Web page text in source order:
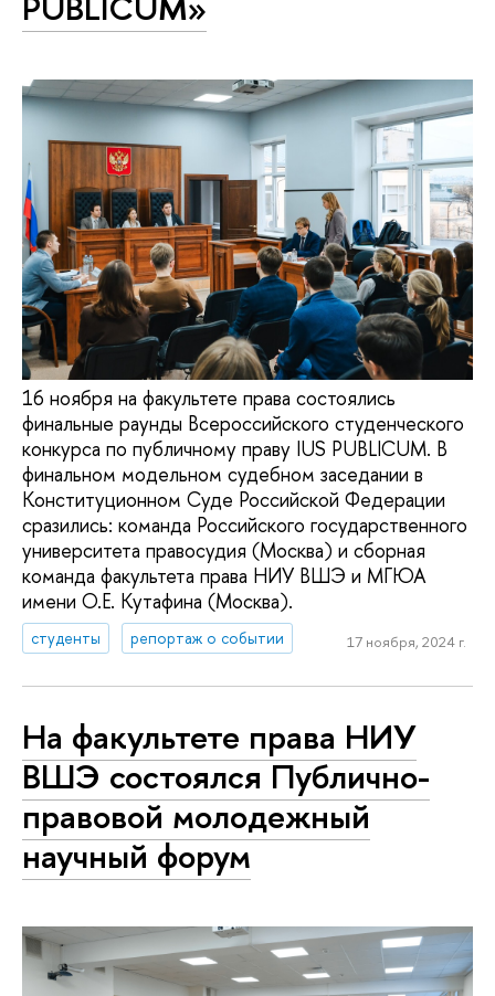
16 ноября на факультете права состоялись
финальные раунды Всероссийского студенческого
конкурса по публичному праву IUS PUBLICUM. В
финальном модельном судебном заседании в
Конституционном Суде Российской Федерации
сразились: команда Российского государственного
университета правосудия (Москва) и сборная
команда факультета права НИУ ВШЭ и МГЮА
имени О.Е. Кутафина (Москва).
студенты репортаж о событии 17 ноября, 2024 г.
На факультете права НИУ
ВШЭ состоялся Публично-
правовой молодежный
научный форум